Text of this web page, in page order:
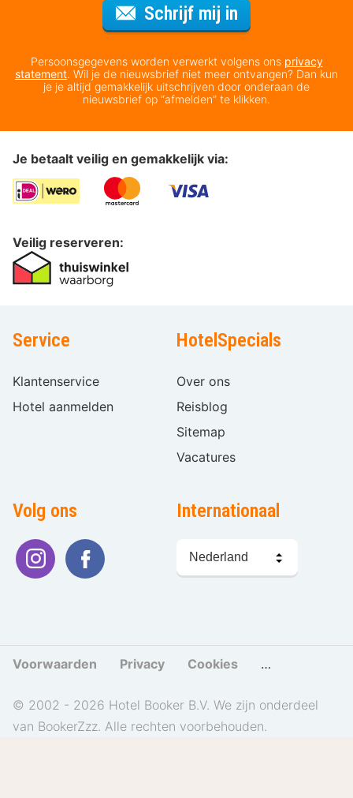
Schrijf mij in
Persoonsgegevens worden verwerkt volgens ons privacy
statement. Wil je de nieuwsbrief niet meer ontvangen? Dan kun
je je altijd gemakkelijk uitschrijven door onderaan de
nieuwsbrief op “afmelden” te klikken.
Je betaalt veilig en gemakkelijk via:
Veilig reserveren:
Service
Klantenservice
Hotel aanmelden
HotelSpecials
Over ons
Reisblog
Sitemap
Vacatures
Volg ons Internationaal
kiezen
Voorwaarden Privacy Cookies Cookies
© 2002 - 2026 Hotel Booker B.V. We zijn onderdeel
van BookerZzz. Alle rechten voorbehouden.